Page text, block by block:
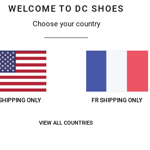
WELCOME TO DC SHOES
Choose your country
ONLY FR SHIPPING ONLY
VIEW ALL COUNTRIES